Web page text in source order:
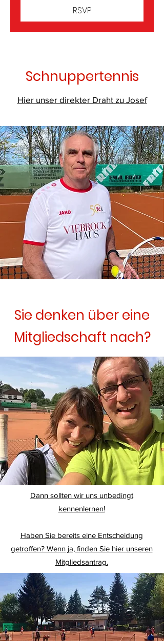
RSVP
Schnuppertennis
Hier unser direkter Draht zu Josef
Sie denken über eine
Mitgliedschaft nach?
Dann sollten wir uns unbedingt
kennenlernen!
Haben Sie bereits eine Entscheidung
getroffen? Wenn ja, finden Sie hier unseren
Mitgliedsantrag.